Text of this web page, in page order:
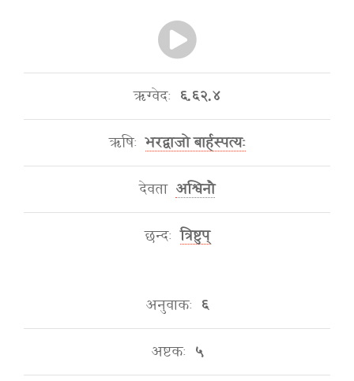
ऋग्वेदः ६.६२.४
ऋषिः भरद्वाजो बार्हस्पत्यः
देवता अश्विनौ
छन्दः त्रिष्टुप्
अनुवाकः ६
अष्टकः ५